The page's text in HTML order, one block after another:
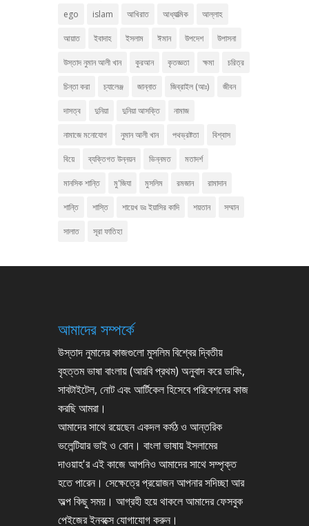
ego islam আখিরাত আধ্যাত্মিক আল্লাহ
আয়াত ইবাদাহ ইসলাম ঈমান উপদেশ উপাসনা
উস্তাদ নুমান আলী খান কুরআন কৃতজ্ঞতা ক্ষমা চরিত্র
চিন্তা করা চ্যালেঞ্জ জান্নাত জিব্রাইল (আঃ) জীবন
দাসত্ব দুনিয়া দুনিয়া আসক্তি নামাজ
নামাজে মনোযোগ নুমান আলী খান পথভ্রষ্টতা বিশ্বাস
বিয়ে ব্যক্তিগত উন্নয়ন ভিন্নমত মতাদর্শ
মানসিক শান্তি মু'জিযা মুসলিম রমজান রামাদান
শান্তি শাস্তি শায়েখ ডঃ ইয়াসির কাদি শয়তান সম্মান
সালাত সূরা ফাতিহা
আমাদের সম্পর্কে
উস্তাদ নুমানের কাজগুলো মুসলিম বিশ্বের দ্বিতীয়
বৃহত্তম ভাষা বাংলায় (আরবি প্রথম) অনুবাদ করে ডাবিং,
সাবটাইটেল, নোট এবং আর্টিকেল হিসেবে পরিবেশনের কাজ
করছি আমরা।
আমাদের সাথে রয়েছেন একদল কর্মঠ ও আন্তরিক
ভলেন্টিয়ার ভাই ও বোন। বাংলা ভাষায় ইসলামের
দাওয়াহ'র এই কাজে আপনিও আমাদের সাথে সম্পৃক্ত
হতে পারেন। সেক্ষেত্রে প্রয়োজন আপনার সদিচ্ছা আর
অল্প কিছু সময়। আগ্রহী হয়ে থাকলে আমাদের ফেসবুক
পেইজের ইনবক্সে যোগাযোগ করুন।